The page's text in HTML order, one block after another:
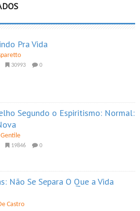
Pra Vida
30993 0
Segundo o Espiritismo: Normal:
19846 0
Não Se Separa O Que a Vida
Castro